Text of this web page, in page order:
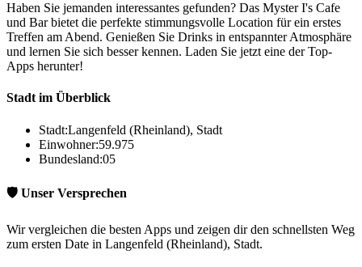
Haben Sie jemanden interessantes gefunden? Das Myster I's Cafe
und Bar bietet die perfekte stimmungsvolle Location für ein erstes
Treffen am Abend. Genießen Sie Drinks in entspannter Atmosphäre
und lernen Sie sich besser kennen. Laden Sie jetzt eine der Top-
Apps herunter!
Stadt im Überblick
Stadt:Langenfeld (Rheinland), Stadt
Einwohner:59.975
Bundesland:05
🛡️ Unser Versprechen
Wir vergleichen die besten Apps und zeigen dir den schnellsten Weg
zum ersten Date in Langenfeld (Rheinland), Stadt.